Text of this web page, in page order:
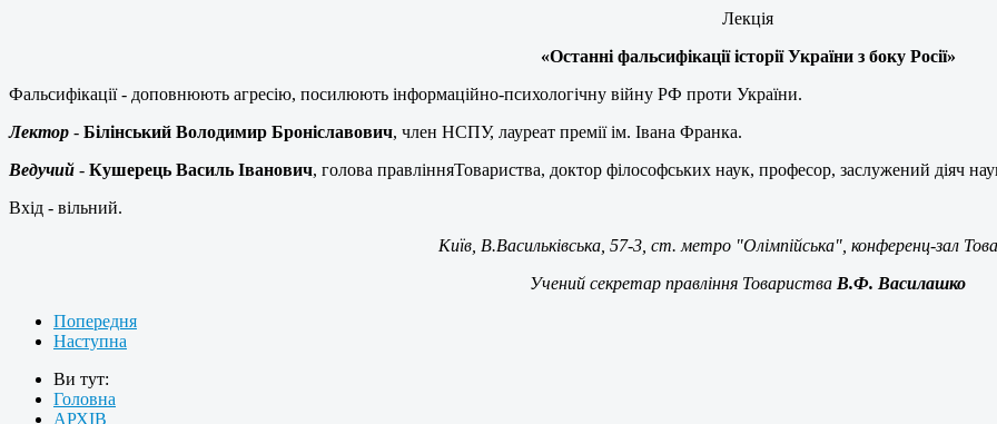
Лекція
«Останні фальсифікації історії України з боку Росії»
Фальсифікації - доповнюють агресію, посилюють інформаційно-психологічну війну РФ проти України.
Лектор - Білінський Володимир Броніславович, член НСПУ, лауреат премії ім. Івана Франка.
Ведучий - Кушерець Василь Іванович, голова правлінняТовариства, доктор філософських наук, професор, заслужений діяч
Вхід - вільний.
Київ, В.Васильківська, 57-3, ст. метро "Олімпійська", конференц-зал
Учений секретар правління Товариства В.Ф. Василашко
Попередня
Наступна
Ви тут:
Головна
АРХІВ